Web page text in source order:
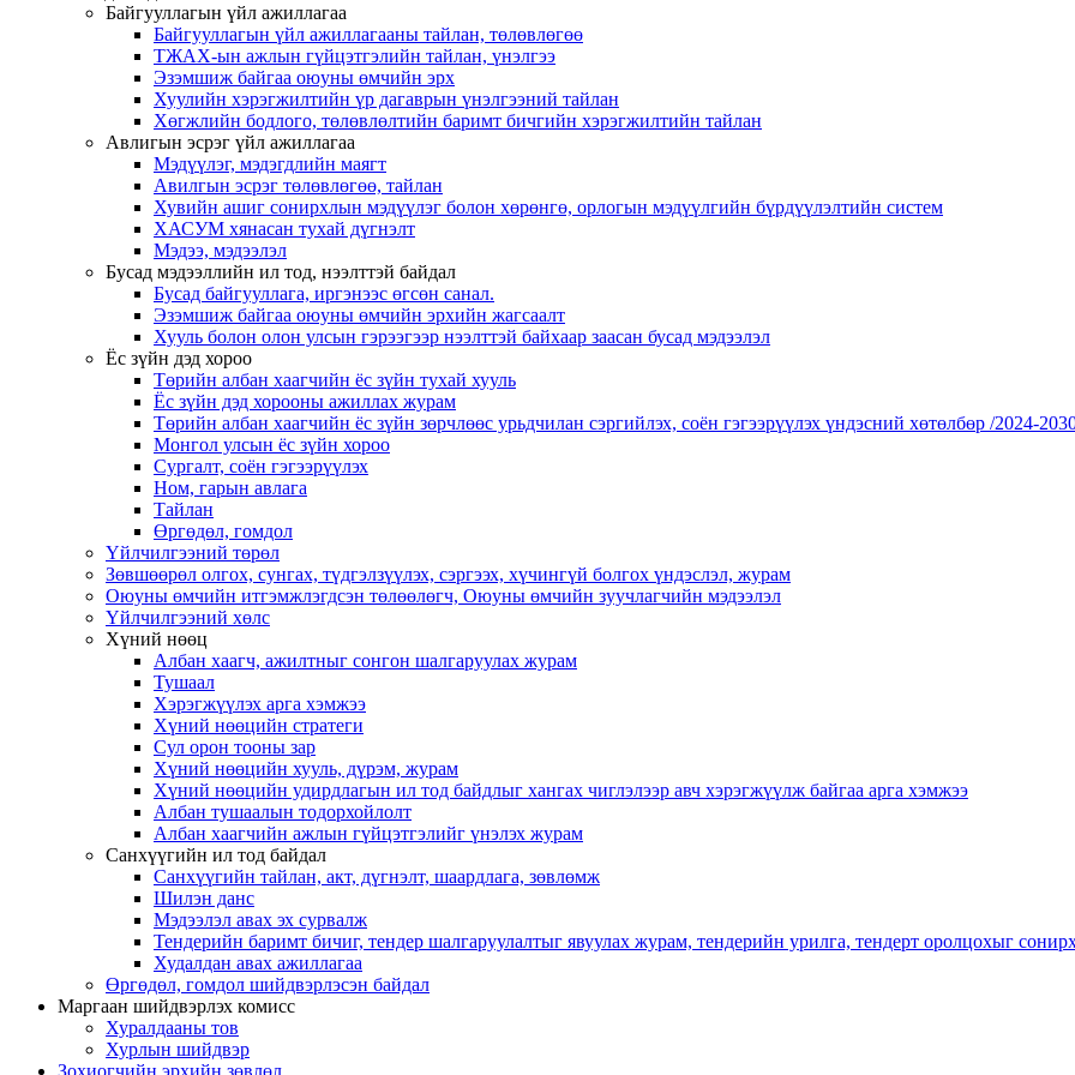
Байгууллагын үйл ажиллагаа
Байгууллагын үйл ажиллагааны тайлан, төлөвлөгөө
ТЖАХ-ын ажлын гүйцэтгэлийн тайлан, үнэлгээ
Эзэмшиж байгаа оюуны өмчийн эрх
Хуулийн хэрэгжилтийн үр дагаврын үнэлгээний тайлан
Хөгжлийн бодлого, төлөвлөлтийн баримт бичгийн хэрэгжилтийн тайлан
Авлигын эсрэг үйл ажиллагаа
Мэдүүлэг, мэдэгдлийн маягт
Авилгын эсрэг төлөвлөгөө, тайлан
Хувийн ашиг сонирхлын мэдүүлэг болон хөрөнгө, орлогын мэдүүлгийн бүрдүүлэлтийн систем
ХАСУМ хянасан тухай дүгнэлт
Мэдээ, мэдээлэл
Бусад мэдээллийн ил тод, нээлттэй байдал
Бусад байгууллага, иргэнээс өгсөн санал.
Эзэмшиж байгаа оюуны өмчийн эрхийн жагсаалт
Хууль болон олон улсын гэрээгээр нээлттэй байхаар заасан бусад мэдээлэл
Ёс зүйн дэд хороо
Төрийн албан хаагчийн ёс зүйн тухай хууль
Ёс зүйн дэд хорооны ажиллах журам
Төрийн албан хаагчийн ёс зүйн зөрчлөөс урьдчилан сэргийлэх, соён гэгээрүүлэх үндэсний хөтөлбөр /2024-
Монгол улсын ёс зүйн хороо
Cургалт, cоён гэгээрүүлэх
Ном, гарын авлага
Тайлан
Өргөдөл, гомдол
Үйлчилгээний төрөл
Зөвшөөрөл олгох, сунгах, түдгэлзүүлэх, сэргээх, хүчингүй болгох үндэслэл, журам
Оюуны өмчийн итгэмжлэгдсэн төлөөлөгч, Оюуны өмчийн зуучлагчийн мэдээлэл
Үйлчилгээний хөлс
Хүний нөөц
Албан хаагч, ажилтныг сонгон шалгаруулах журам
Тушаал
Хэрэгжүүлэх арга хэмжээ
Хүний нөөцийн стратеги
Сул орон тооны зар
Хүний нөөцийн хууль, дүрэм, журам
Хүний нөөцийн удирдлагын ил тод байдлыг хангах чиглэлээр авч хэрэгжүүлж байгаа арга хэмжээ
Албан тушаалын тодорхойлолт
Албан хаагчийн ажлын гүйцэтгэлийг үнэлэх журам
Санхүүгийн ил тод байдал
Санхүүгийн тайлан, акт, дүгнэлт, шаардлага, зөвлөмж
Шилэн данс
Мэдээлэл авах эх сурвалж
Тендерийн баримт бичиг, тендер шалгаруулалтыг явуулах журам, тендерийн урилга, тендерт оролцохыг
Худалдан авах ажиллагаа
Өргөдөл, гомдол шийдвэрлэсэн байдал
Маргаан шийдвэрлэх комисс
Хуралдааны тов
Хурлын шийдвэр
Зохиогчийн эрхийн зөвлөл